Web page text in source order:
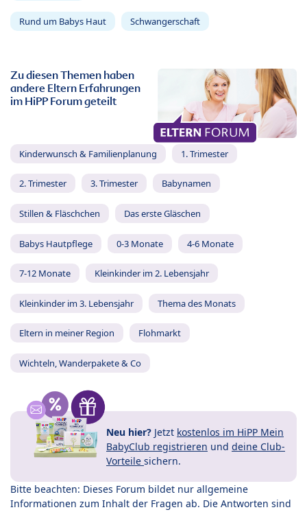
Rund um Babys Haut Schwangerschaft
Zu diesen Themen haben
andere Eltern Erfahrungen
im HiPP Forum geteilt
Kinderwunsch & Familienplanung 1. Trimester
2. Trimester 3. Trimester Babynamen
Stillen & Fläschchen Das erste Gläschen
Babys Hautpflege 0-3 Monate 4-6 Monate
7-12 Monate Kleinkinder im 2. Lebensjahr
Kleinkinder im 3. Lebensjahr Thema des Monats
Eltern in meiner Region Flohmarkt
Wichteln, Wanderpakete & Co
Neu hier? Jetzt kostenlos im HiPP Mein
BabyClub registrieren und deine Club-
Vorteile sichern.
Bitte beachten: Dieses Forum bildet nur allgemeine
Informationen zum Inhalt der Fragen ab. Die Antworten sind